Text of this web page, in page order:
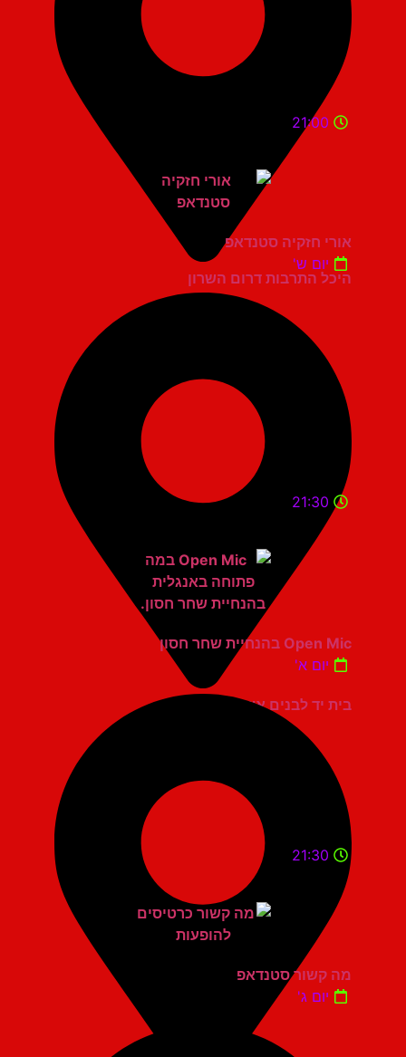
היכל התרבות דרום השרון
21:00
אורי חזקיה סטנדאפ
יום ש'
בית יד לבנים אשדוד
21:30
Open Mic בהנחיית שחר חסון
יום א'
21:30
מה קשור סטנדאפ
יום ג'